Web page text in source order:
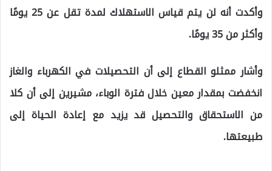
وأكدت أنه لن يتم قياس الاستهلاك لمدة تقل عن 25 يومًا
وأكثر من 35 يومًا.
وأشار ممثلو القطاع إلى أن التحصيلات في الكهرباء والغاز
انخفضت بمقدار معين خلال فترة الوباء، مشيرين إلى أن كلا
من الاستحقاق والتحصيل قد يزيد مع إعادة الحياة إلى
طبيعتها.